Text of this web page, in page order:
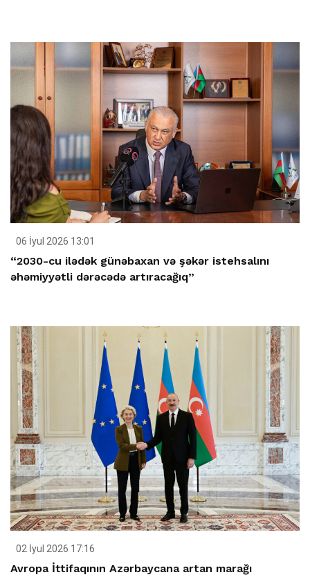
06 İyul 2026 13:01
“2030-cu ilədək günəbaxan və şəkər istehsalını
əhəmiyyətli dərəcədə artıracağıq”
02 İyul 2026 17:16
Avropa İttifaqının Azərbaycana artan marağı